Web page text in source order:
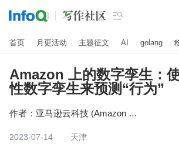

首页 月更活动 主题征文 AI golang
Amazon 上的数字孪生：
性数字孪生来预测“行为”
作者： 亚马逊云科技 (Amazon Web Services）
2023-07-14
天津